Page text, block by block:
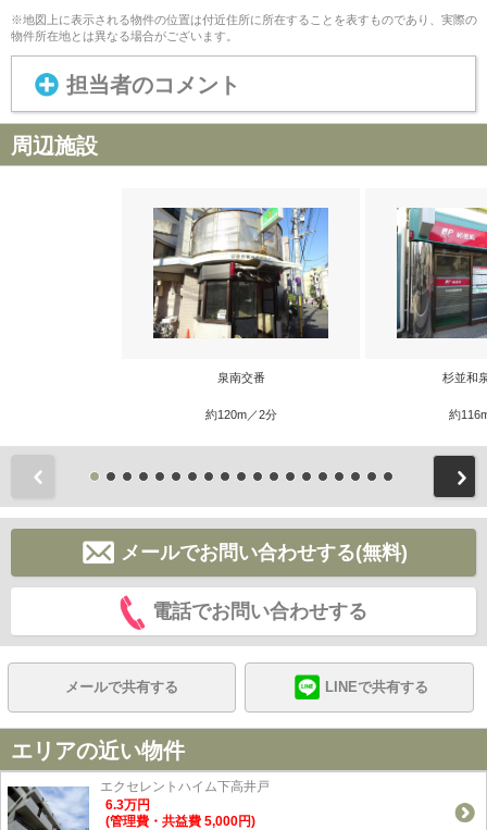
※地図上に表示される物件の位置は付近住所に所在することを表すものであり、実際の
物件所在地とは異なる場合がございます。
担当者のコメント
周辺施設
泉南交番
約120m／2分
杉並和
約
メールでお問い合わせする(無料)
電話でお問い合わせする
メールで共有する LINEで共有する
エリアの近い物件
エクセレントハイム下高井戸
6.3万円
(管理費・共益費 5,000円)